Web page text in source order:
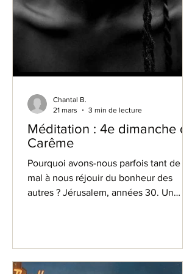
Méditation : 4e dimanche de
Carême
Pourquoi avons-nous parfois tant de
mal à nous réjouir du bonheur des
autres ? Jérusalem, années 30. Un
Chantal B.
21 mars
3 min de lecture